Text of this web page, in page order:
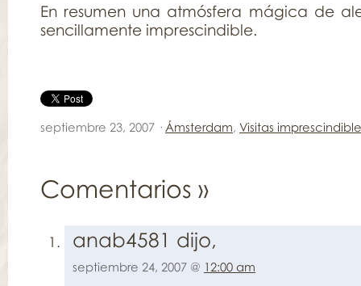
En resumen una atmósfera mágica de
sencillamente imprescindible.
septiembre 23, 2007 · Ámsterdam, Visitas
Comentarios »
anab4581 dijo,
septiembre 24, 2007 @ 12:00 am